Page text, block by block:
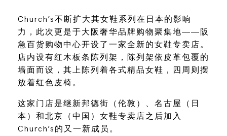
Church’s不断扩大其女鞋系列在日本的影响
力，此次更是于大阪奢华品牌购物聚集地——阪
急百货购物中心开设了一家全新的女鞋专卖店。
店内设有红木板条陈列架，陈列架依皮革包覆的
墙面而设，其上陈列着各式精品女鞋，四周则摆
放着红色皮椅。
这家门店是继新邦德街（伦敦）、名古屋（日
本）和北京（中国）女鞋专卖店之后加入
Church’s的又一新成员。